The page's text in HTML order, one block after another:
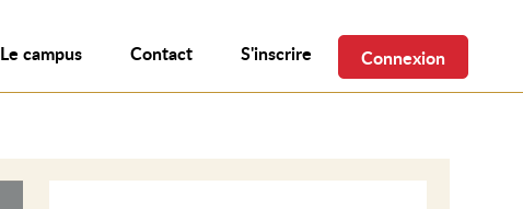
Le campus Contact S'inscrire Connexion